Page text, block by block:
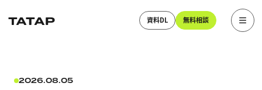
資料DL 無料相談
2026.08.05